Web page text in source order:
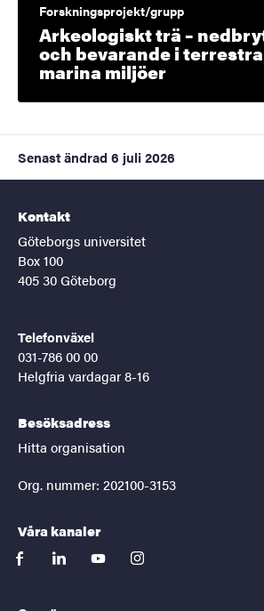
Forskningsprojekt/grupp
Arkeologiskt trä –
och bevarande i
marina miljöer
Senast ändrad 6 juli 2026
Kontakt
Göteborgs universitet
Box 100
405 30 Göteborg
Telefonväxel
031-786 00 00
Helgfria vardagar 8-16
Besöksadress
Hitta organisation
Org. nummer: 202100-3153
Våra kanaler
facebooklinkedinyoutubeinstagram